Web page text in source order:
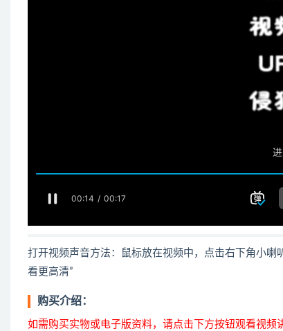
打开视频声音方法：鼠标放在视频中，点击右下角小
看更高清”
购买介绍：
如需购买实物或电子版资料，请点击下方按钮观看视